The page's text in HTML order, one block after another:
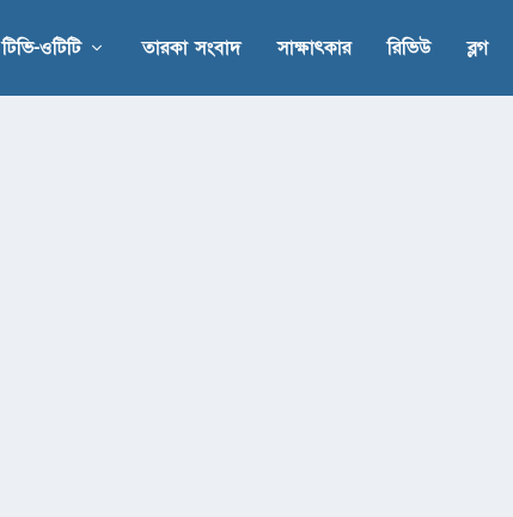
টিভি-ওটিটি তারকা সংবাদ সাক্ষাৎকার রিভিউ ব্লগ